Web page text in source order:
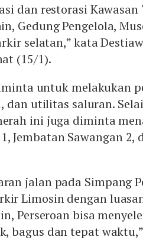
dan restorasi Kawasan
Gedung Pengelola,
selatan,” kata
(15/1).
untuk melakukan
dan utilitas saluran.
ini juga diminta
Jembatan Sawangan 2,
jalan pada Simpang
Limosin dengan
Perseroan bisa
bagus dan tepat